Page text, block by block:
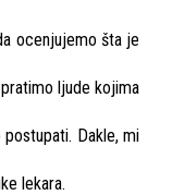
ocenjujemo šta je
ljude kojima
Dakle, mi
lekara.